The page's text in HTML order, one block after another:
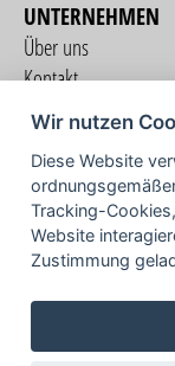
UNTERNEHMEN
Über uns
Kontakt
Impressum
Wir nutzen
Diese Website
Tracking-
Website
Zustimmung